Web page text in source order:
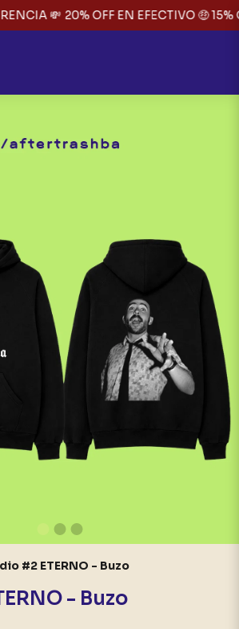
💸 20% OFF EN EFECTIVO 🤑 15%
#2 ETERNO - Buzo
- Buzo